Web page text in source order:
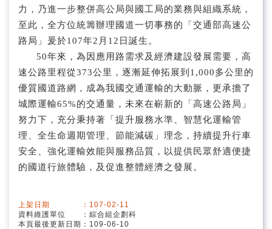
力，乃進一步整併高公局與國工局的業務與組織系統，
至此，全方位統籌辦理國道一切事務的「交通部高速公
路局」爰於107年2月12日誕生。
50年來，為因應用路需求及經濟建設發展需要，高
速公路里程從373公里，逐漸延伸拓展到1,000多公里的
優質國道路網，成為我國交通運輸的大動脈，更承擔了
城際運輸65%的交通量，未來在嶄新的「高速公路局」
努力下，充分秉持著「提升服務水準、智慧化運輸管
理、全生命週期管理、節能減碳」理念，持續提升行車
安全、強化運輸效能與服務品質，以提供民眾舒適便捷
的國道行旅體驗，及促進整體經濟之發展。
上架日期 ：107-02-11
資料維護單位 ：綜合組企劃科
本頁最後更新日期：109-06-10